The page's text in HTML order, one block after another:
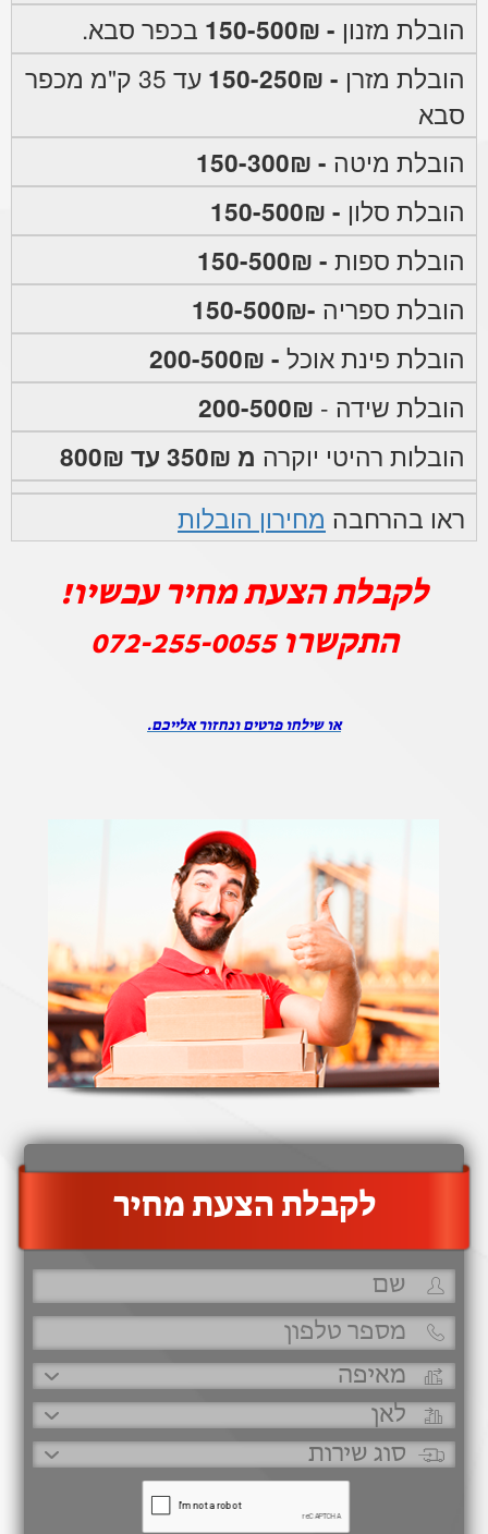
הובלת מזנון - 150-500₪
בכפר סבא.
הובלת מזרן - 150-250₪
עד 35 ק"מ מכפר
סבא
הובלת מיטה - 150-300₪
הובלת סלון - 150-500₪
הובלת ספות - 150-500₪
הובלת ספריה -150-500₪
הובלת פינת אוכל - 200-500₪
הובלת שידה - 200-500₪
הובלות רהיטי יוקרה מ 350₪ עד 800₪
ראו בהרחבה מחירון הובלות
לקבלת הצעת מחיר עכשיו!
התקשרו072-255-0055
או שילחו פרטים ונחזור אלייכם.
‫לקבלת הצעת מחיר